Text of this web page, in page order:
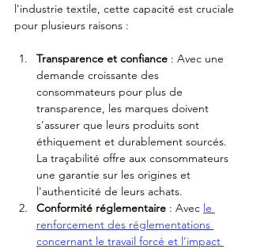
l'industrie textile, cette capacité est cruciale
pour plusieurs raisons :
Transparence et confiance : Avec une
demande croissante des
consommateurs pour plus de
transparence, les marques doivent
s'assurer que leurs produits sont
éthiquement et durablement sourcés.
La traçabilité offre aux consommateurs
une garantie sur les origines et
l'authenticité de leurs achats.
Conformité réglementaire : Avec le
renforcement des réglementations
concernant le travail forcé et l'impact